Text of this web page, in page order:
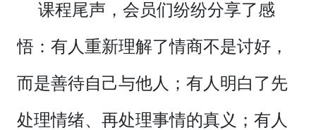
课程尾声，会员们纷纷分享了感
悟：有人重新理解了情商不是讨好，
而是善待自己与他人；有人明白了先
处理情绪、再处理事情的真义；有人